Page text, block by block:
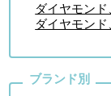
ダイヤモン
ダイヤモン